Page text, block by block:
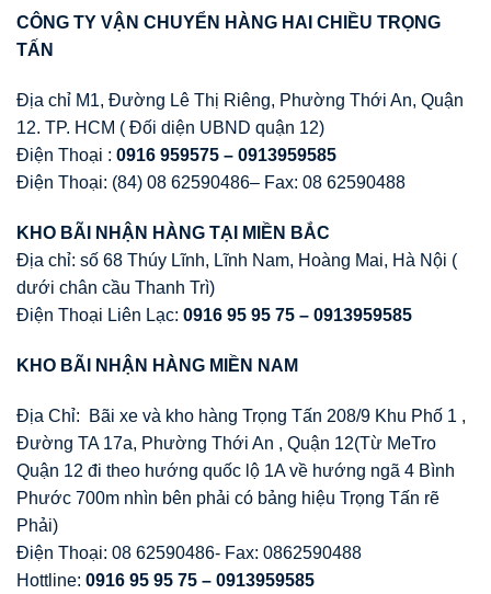
CÔNG TY VẬ N CHUYỂ N HÀNG HAI CHI ỀU TRỌNG
TẤ N
Địa chỉ M1, Đường Lê Thị Riêng, Phường Thới An, Quận
12. TP. HCM ( Đối diện UBND quận 12)
Điện Thoại : 0916 959575 – 0913959585
Điện Thoại: (84) 08 62590486– Fax: 08 62590488
KHO BÃI NHẬ N HÀNG TẠ I MI Ề N BẮC
Địa chỉ: số 68 Thúy Lĩnh, Lĩnh Nam, Hoàng Mai, Hà Nội (
dưới chân cầu Thanh Trì)
Điện Thoại Liên Lạc: 0916 95 95 75 – 0913959585
KHO BÃI NHẬ N HÀNG MI Ề N NAM
Địa Chỉ: Bãi xe và kho hàng Trọng Tấn 208/9 Khu Phố 1 ,
Đường TA 17a, Phường Thới An , Quận 12(Từ MeTro
Quận 12 đi theo hướng quốc lộ 1A về hướng ngã 4 Bình
Phước 700m nhìn bên phải có bảng hiệu Trọng Tấn rẽ
Phải)
Điện Thoại: 08 62590486- Fax: 0862590488
Hottline: 0916 95 95 75 – 0913959585